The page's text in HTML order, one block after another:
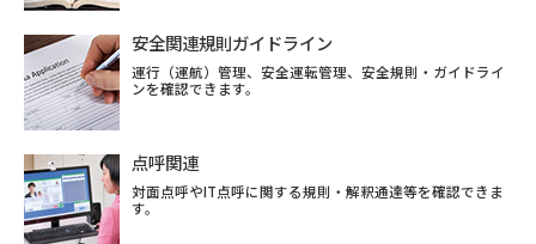
安全関連規則ガイドライン
運行（運航）管理、安全運転管理、安全規則・ガイドライ
ンを確認できます。
点呼関連
対面点呼やIT点呼に関する規則・解釈通達等を確認できま
す。